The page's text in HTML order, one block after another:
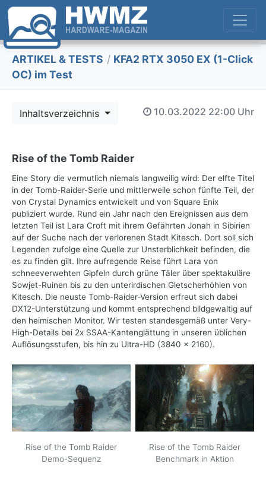
ARTIKEL & TESTS / KFA2 RTX 3050 EX (1-Click
OC) im Test
Inhaltsverzeichnis 10.03.2022 22:00 Uhr
Rise of the Tomb Raider
Eine Story die vermutlich niemals langweilig wird: Der elfte Titel
in der Tomb-Raider-Serie und mittlerweile schon fünfte Teil, der
von Crystal Dynamics entwickelt und von Square Enix
publiziert wurde. Rund ein Jahr nach den Ereignissen aus dem
letzten Teil ist Lara Croft mit ihrem Gefährten Jonah in Sibirien
auf der Suche nach der verlorenen Stadt Kitesch. Dort soll sich
Legenden zufolge eine Quelle zur Unsterblichkeit befinden, die
es zu finden gilt. Ihre aufregende Reise führt Lara von
schneeverwehten Gipfeln durch grüne Täler über spektakuläre
Sowjet-Ruinen bis zu den unterirdischen Gletscherhöhlen von
Kitesch. Die neuste Tomb-Raider-Version erfreut sich dabei
DX12-Unterstützung und kommt entsprechend bildgewaltig auf
den heimischen Monitor. Wir testen standesgemäß unter Very-
High-Details bei 2x SSAA-Kantenglättung in unseren üblichen
Auflösungsstufen, bis hin zu Ultra-HD (3840 x 2160).
Rise of the Tomb Raider
Demo-Sequenz
Rise of the Tomb Raider
Benchmark in Aktion